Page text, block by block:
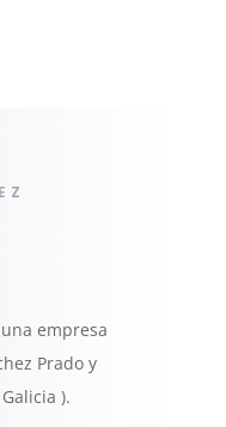
empresa
Prado y
).